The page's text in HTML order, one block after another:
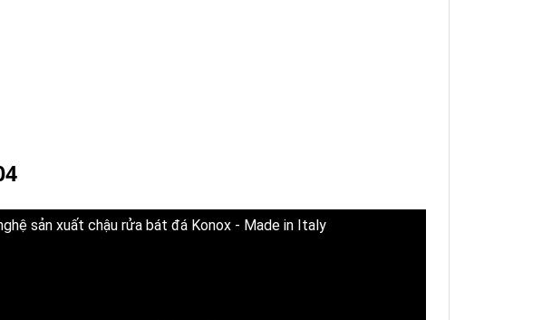
sản xuất chậu rửa bát đá Konox - Made in Italy